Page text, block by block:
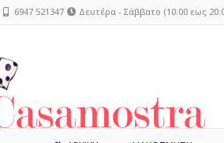
6947 521347 Δευτέρα - Σάββατο (10:00 εως